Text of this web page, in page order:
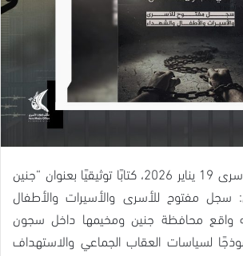
أصدر مكتب إعلام الأسرى 19 يناير 2026، كتابًا توثيقيًا بعنوان “جنين
سجل مفتوح للأسرى والأسيرات والأطفال
واقع محافظة جنين ومخيمها داخل سجون
نموذجًا لسياسات العقاب الجماعي والاستهداف